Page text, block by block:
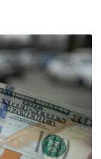
зерновые
культуры»